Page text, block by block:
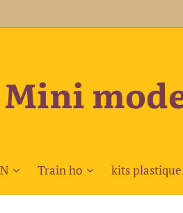
Mini
Train ho kits plastique